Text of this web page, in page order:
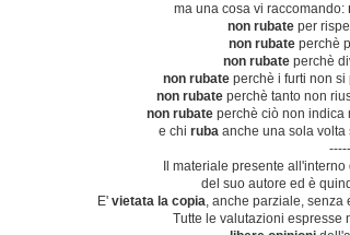
ma una cosa vi raccomando:
non rubateper
non rubate perchè
non rubate perchè
non rubate perchè i furti non
non rubateperchè tanto non
non rubateperchè ciò non indica
e chi ruba anche una sola volta
Il materiale presente
del suo autore ed è
E' vietata la copia, anche parziale, senza
Tutte le valutazioni espresse